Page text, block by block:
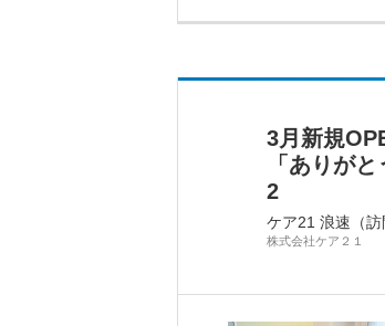
3月新規
「ありが
2
ケア21 浪速（訪
株式会社ケア２１